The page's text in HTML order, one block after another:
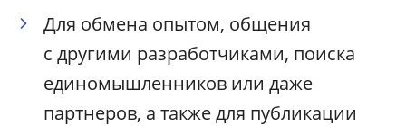
Для обмена опытом, общения
с другими разработчиками, поиска
единомышленников или даже
партнеров, а также для публикации